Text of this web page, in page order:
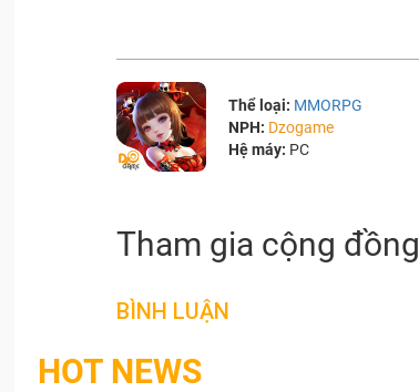
Thể loại: MMORPG
NPH: Dzogame
Hệ máy: PC
Tham gia cộng đồng
BÌNH LUẬN
HOT NEWS